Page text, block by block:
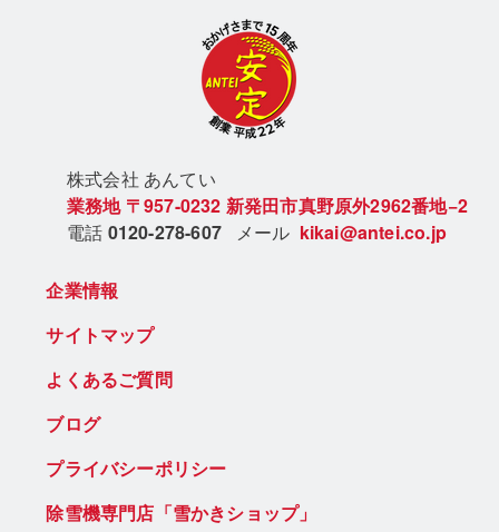
株式会社 あんてい
業務地 〒957-0232 新発田市真野原外2962番地−2
電話 0120-278-607 メール kikai@antei.co.jp
企業情報
サイトマップ
よくあるご質問
ブログ
プライバシーポリシー
除雪機専門店「雪かきショップ」